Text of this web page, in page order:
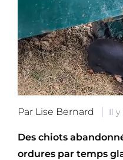
Par Lise Bernard Il y
Des chiots
ordures par temps